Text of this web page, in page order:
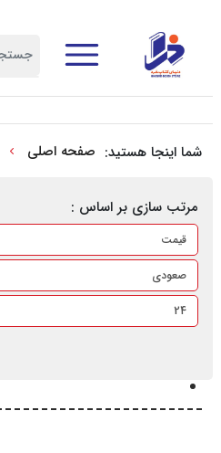
شما اینجا هستید: صفحه اصلی
مرتب سازی بر اساس :